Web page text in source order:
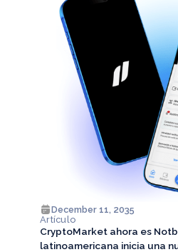
December 11, 2035
Artículo
CryptoMarket ahora es
latinoamericana inicia una